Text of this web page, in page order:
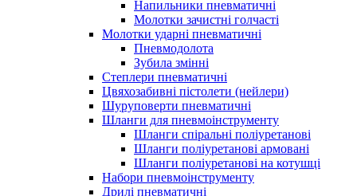
Напильники пневматичні
Молотки зачистні голчасті
Молотки ударні пневматичні
Пневмодолота
Зубила змінні
Степлери пневматичні
Цвяхозабивні пістолети (нейлери)
Шуруповерти пневматичні
Шланги для пневмоінструменту
Шланги спіральні поліуретанові
Шланги поліуретанові армовані
Шланги поліуретанові на котушці
Набори пневмоінструменту
Дрилі пневматичні